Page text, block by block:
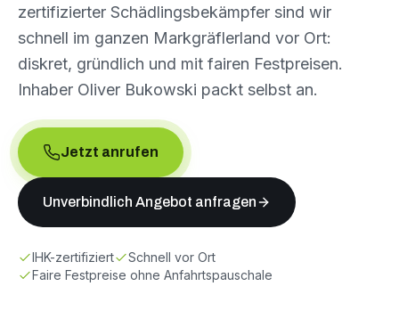
zertifizierter Schädlingsbekämpfer sind wir
schnell im ganzen Markgräflerland vor Ort:
diskret, gründlich und mit fairen Festpreisen.
Inhaber Oliver Bukowski packt selbst an.
Jetzt anrufen
Unverbindlich Angebot anfragen
IHK-zertifiziert
Schnell vor Ort
Faire Festpreise ohne Anfahrtspauschale